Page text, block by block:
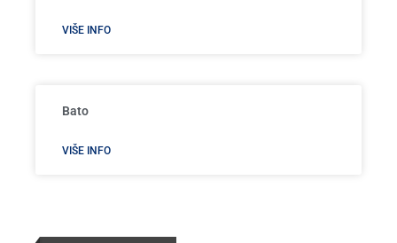
VIŠE INFO
Bato
VIŠE INFO